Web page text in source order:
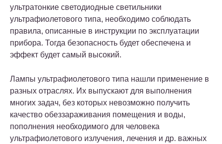
ультратонкие светодиодные светильники
ультрафиолетового типа, необходимо соблюдать
правила, описанные в инструкции по эксплуатации
прибора. Тогда безопасность будет обеспечена и
эффект будет самый высокий.
Лампы ультрафиолетового типа нашли применение в
разных отраслях. Их выпускают для выполнения
многих задач, без которых невозможно получить
качество обеззараживания помещения и воды,
пополнения необходимого для человека
ультрафиолетового излучения, лечения и др. важных